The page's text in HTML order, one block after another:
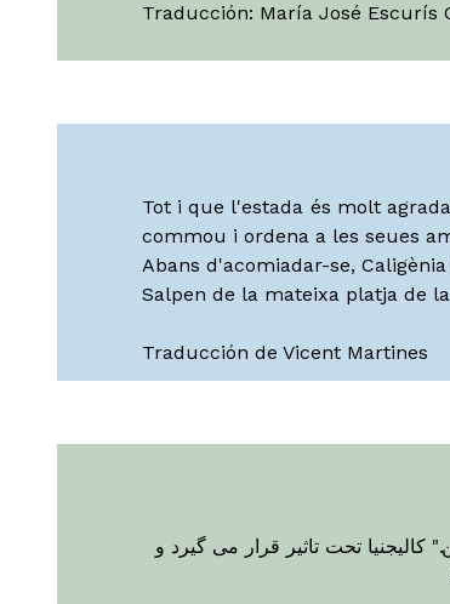
Traducción: María José Escurís
Tot i que l'estada és molt
commou i ordena a les seues
Abans d'acomiadar-se,
Salpen de la mateixa platja de
Traducción de Vicent Martines
تحت تاثیر قرار می گیرد و